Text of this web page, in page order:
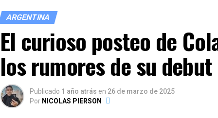
Se viven las horas previas a la tercera
completa el recorrido por la Patagonia. Un total
semana.
ARGENTINA
El curioso posteo de
los rumores de su
Publicado 1 año atrás en 26 de marzo de 2025
Por NICOLAS PIERSON